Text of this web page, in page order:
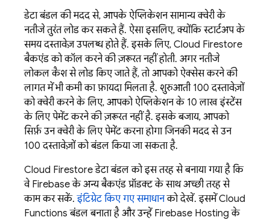
डेटा बंडल की मदद से, आपके ऐप्लिकेशन सामान्य क्वेरी के
नतीजे तुरंत लोड कर सकते हैं. ऐसा इसलिए, क्योंकि स्टार्टअप के
समय दस्तावेज़ उपलब्ध होते हैं. इसके लिए, Cloud Firestore
बैकएंड को कॉल करने की ज़रूरत नहीं होती. अगर नतीजे
लोकल कैश से लोड किए जाते हैं, तो आपको ऐक्सेस करने की
लागत में भी कमी का फ़ायदा मिलता है. शुरुआती 100 दस्तावेज़ों
को क्वेरी करने के लिए, आपको ऐप्लिकेशन के 10 लाख इंस्टेंस
के लिए पेमेंट करने की ज़रूरत नहीं है. इसके बजाय, आपको
सिर्फ़ उन क्वेरी के लिए पेमेंट करना होगा जिनकी मदद से उन
100 दस्तावेज़ों को बंडल किया जा सकता है.
Cloud Firestoreडेटा बंडल को इस तरह से बनाया गया है कि
वे Firebase के अन्य बैकएंड प्रॉडक्ट के साथ अच्छी तरह से
काम कर सकें.इंटिग्रेट किए गए समाधानको देखें. इसमेंCloud
Functions बंडल बनाता है और उन्हें Firebase Hosting के